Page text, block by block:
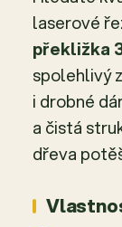
laserové
překližka
spolehlivý
i drobné
a čistá
dřeva